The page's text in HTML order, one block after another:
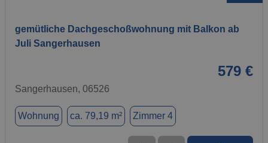
gemütliche Dachgeschoßwohnung mit Balkon ab
Juli Sangerhausen
579 €
Sangerhausen, 06526
Wohnung ca. 79,19 m² Zimmer 4